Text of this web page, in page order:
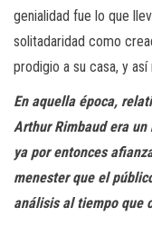
genialidad fue lo que
solitadaridad como
prodigio a su casa, y así
En aquella época,
Arthur Rimbaud era un
ya por entonces
menester que el
análisis al tiempo que